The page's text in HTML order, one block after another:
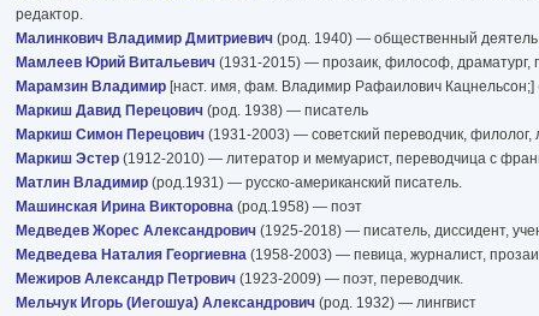
редактор.
Малинкович Владимир Дмитриевич (род. 1940) — общественный
Мамлеев Юрий Витальевич (1931-2015) — прозаик, философ, драматург,
Марамзин Владимир [наст. имя, фам. Владимир Рафаилович
Маркиш Давид Перецович (род. 1938) — писатель
Маркиш Симон Перецович (1931-2003) — советский переводчик, филолог,
Маркиш Эстер (1912-2010) — литератор и мемуарист, переводчица с
Матлин Владимир (род.1931) — русско-американский писатель.
Машинская Ирина Викторовна (род.1958) — поэт
Медведев Жорес Александрович (1925-2018) — писатель, диссидент,
Медведева Наталия Георгиевна (1958-2003) — певица, журналист,
Межиров Александр Петрович (1923-2009) — поэт, переводчик.
Мельчук Игорь (Иегошуа) Александрович (род. 1932) — лингвист